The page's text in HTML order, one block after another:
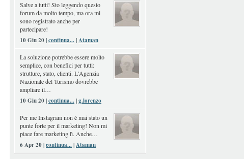
Salve a tutti! Sto leggendo questo
forum da molto tempo, ma ora mi
sono registrato anche per
partecipare!
10 Giu 20 |continua...|Ataman
La soluzione potrebbe essere molto
semplice, con benefici per tutti:
strutture, stato, clienti. L'Agenzia
Nazionale del Turismo dovrebbe
ampliare il…
10 Giu 20 |continua...|g.lorenzo
Per me Instagram non è mai stato un
punte forte per il marketing! Non mi
piace fare marketing lì. Anche…
6 Apr 20 |continua...|Ataman